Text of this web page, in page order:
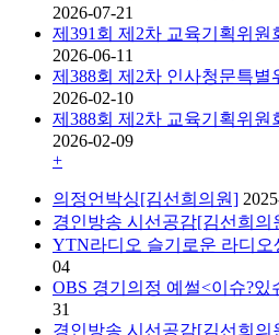
2026-07-21
제391회 제2차 교육기획위원
2026-06-11
제388회 제2차 인사청문특별
2026-02-10
제388회 제2차 교육기획위원
2026-02-09
+
의정언박싱[김선희의원]
경인방송 시선공감[김선희의
YTN라디오 슬기로운 라디오
04
OBS 경기의정 예썰<이슈?있
31
경인방송 시선공감[김선희의